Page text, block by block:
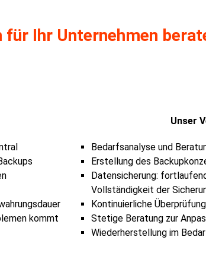
Ihr Unternehmen
kommt
Unser
Bedarfsanalyse und
Erstellung des
Datensicherung:
Vollständigkeit der
Kontinuierliche
Stetige Beratung zur
Wiederherstellung im